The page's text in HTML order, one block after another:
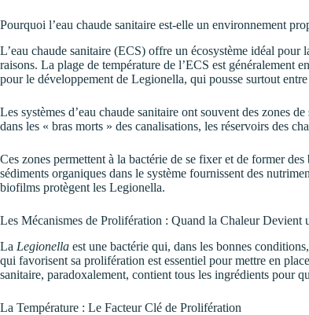
Pourquoi l’eau chaude sanitaire est-elle un environnement
L’eau chaude sanitaire (ECS) offre un écosystème idéal pour
raisons. La plage de température de l’ECS est généralement
pour le développement de Legionella, qui pousse surtout
Les systèmes d’eau chaude sanitaire ont souvent des zones
dans les « bras morts » des canalisations, les réservoirs des
Ces zones permettent à la bactérie de se fixer et de former
sédiments organiques dans le système fournissent des
biofilms protègent les Legionella.
Les Mécanismes de Prolifération : Quand la Chaleur Devient
La Legionella est une bactérie qui, dans les bonnes
qui favorisent sa prolifération est essentiel pour mettre en
sanitaire, paradoxalement, contient tous les ingrédients pour
La Température : Le Facteur Clé de Prolifération